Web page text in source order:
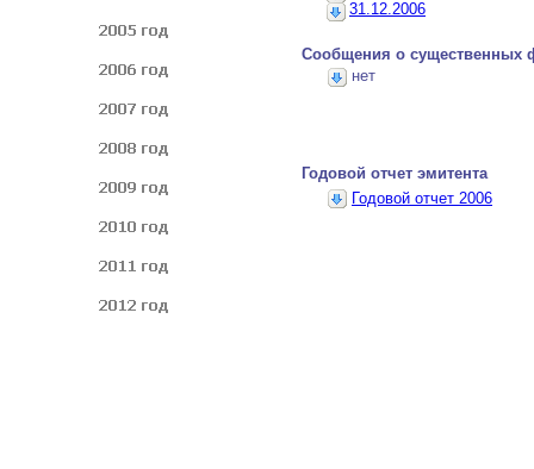
31.12.2006
Сообщения о существенных
нет
Годовой отчет эмитента
Годовой отчет 2006